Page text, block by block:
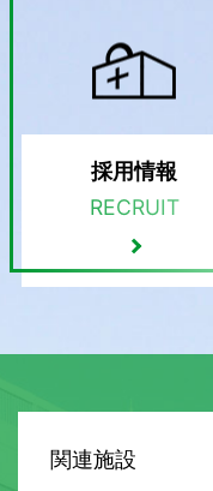
採用情報
RECRUIT
関連施設